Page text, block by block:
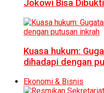
Jokowi Bisa
Kuasa hukum:
dihadapi dengan
Ekonomi & Bisnis